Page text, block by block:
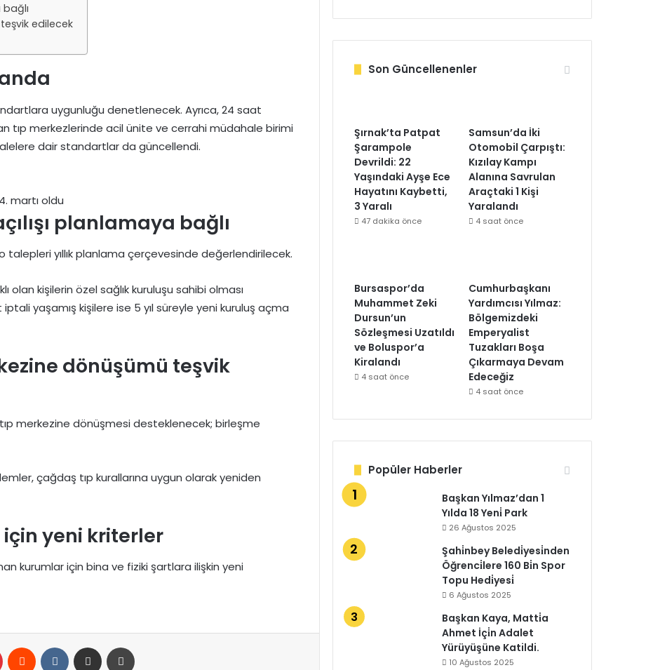
bağlı
edilecek
uygunluğu denetlenecek. Ayrıca, 24 saat
tıp merkezlerinde acil ünite ve cerrahi müdahale birimi
dair standartlar da güncellendi.
martı oldu
planlamaya bağlı
talepleri yıllık planlama çerçevesinde değerlendirilecek.
olan kişilerin özel sağlık kuruluşu sahibi olması
yaşamış kişilere ise 5 yıl süreyle yeni kuruluş açma
dönüşümü teşvik
merkezine dönüşmesi desteklenecek; birleşme
çağdaş tıp kurallarına uygun olarak yeniden
için yeni kriterler
kurumlar için bina ve fiziki şartlara ilişkin yeni
Pinterest Reddit VKontakteE-Posta ile paylaş
Son Güncellenenler
Şırnak’ta Patpat
Şarampole
Devrildi: 22
Yaşındaki Ayşe Ece
Hayatını Kaybetti,
3 Yaralı
47 dakika önce
Samsun’da İki
Otomobil Çarpıştı:
Kızılay Kampı
Alanına Savrulan
Araçtaki 1 Kişi
Yaralandı
4 saat önce
Bursaspor’da
Muhammet Zeki
Dursun’un
Sözleşmesi Uzatıldı
ve Boluspor’a
Kiralandı
4 saat önce
Cumhurbaşkanı
Yardımcısı Yılmaz:
Bölgemizdeki
Emperyalist
Tuzakları Boşa
Çıkarmaya Devam
Edeceğiz
4 saat önce
Popüler Haberler
Başkan Yılmaz’dan 1
Yılda 18 Yeni̇ Park
26 Ağustos 2025
Şahi̇nbey Beledi̇yesi̇nden
Öğrenci̇lere 160 Bi̇n Spor
Topu Hedi̇yesi̇
6 Ağustos 2025
Başkan Kaya, Matti̇a
Ahmet İçi̇n Adalet
Yürüyüşüne Katildi.
10 Ağustos 2025